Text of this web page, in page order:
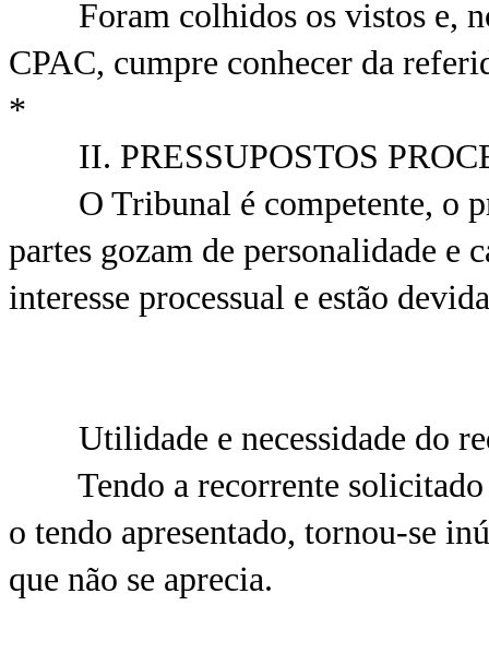
Foram colhidos os vistos e,
CPAC, cumpre conhecer da
*
II. PRESSUPOSTOS
O Tribunal é competente, o
partes gozam de personalidade e
interesse processual e estão
Utilidade e necessidade do
Tendo a recorrente solicitado
o tendo apresentado, tornou-se
que não se aprecia.